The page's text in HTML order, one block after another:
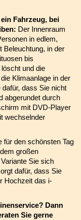
Fahrzeug, bei
Der Innenraum
in edlem,
Beleuchtung, in der
bis
und die
Klimaanlage in der
dass Sie nicht
abgerundet durch
mit DVD-Player
wechselnder
für den schönsten Tag
großen
Sie sich
dafür, dass Sie
Hochzeit das i-
Dann
Sie gerne